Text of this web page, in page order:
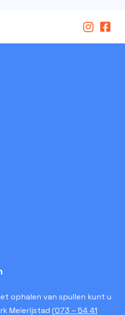
ophalen van spullen kunt u
Meierijstad (073 – 54 41